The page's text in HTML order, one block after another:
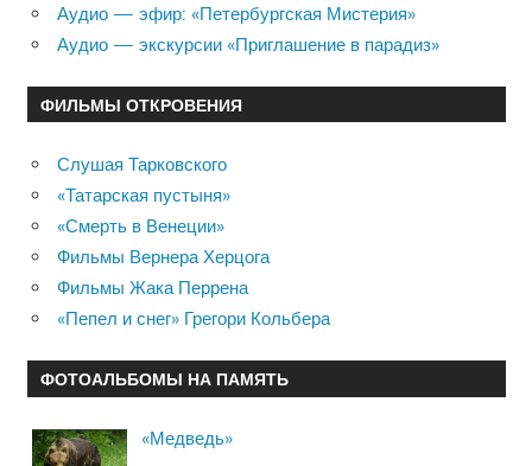
Аудио — эфир: «Петербургская Мистерия»
Аудио — экскурсии «Приглашение в парадиз»
ФИЛЬМЫ ОТКРОВЕНИЯ
Слушая Тарковского
«Татарская пустыня»
«Смерть в Венеции»
Фильмы Вернера Херцога
Фильмы Жака Перрена
«Пепел и снег» Грегори Кольбера
ФОТОАЛЬБОМЫ НА ПАМЯТЬ
«Медведь»